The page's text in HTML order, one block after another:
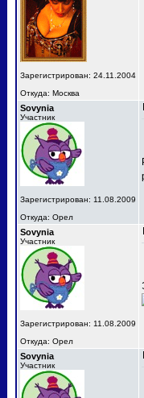
Зарегистрирован: 24.11.2004
Откуда: Москва
Sovynia
Участник
Зарегистрирован: 11.08.2009
Откуда: Орел
Sovynia
Участник
Зарегистрирован: 11.08.2009
Откуда: Орел
Sovynia
Участник